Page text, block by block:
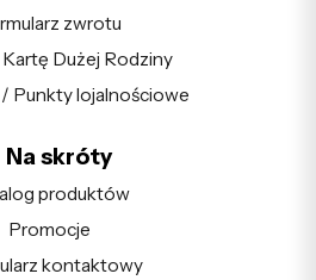
zwrotu
Kartę Dużej Rodziny
Punkty lojalnościowe
Na skróty
produktów
Promocje
kontaktowy